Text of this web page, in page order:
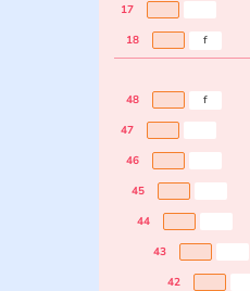
17
18
f
48 f
47
46
45
44
43
42